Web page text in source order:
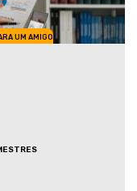
UM AMIGO